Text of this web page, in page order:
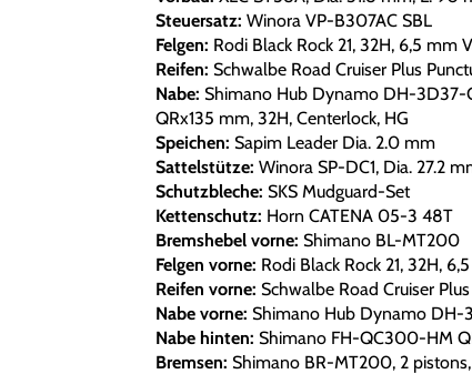
Steuersatz: Winora VP-B307AC SBL
Felgen: Rodi Black Rock 21, 32H, 6,5 mm
Reifen: Schwalbe Road Cruiser Plus
Nabe: Shimano Hub Dynamo DH-
QRx135 mm, 32H, Centerlock, HG
Speichen: Sapim Leader Dia. 2.0 mm
Sattelstütze: Winora SP-DC1, Dia. 27.2
Schutzbleche: SKS Mudguard-Set
Kettenschutz: Horn CATENA 05-3 48T
Bremshebel vorne: Shimano BL-MT200
Felgen vorne: Rodi Black Rock 21, 32H,
Reifen vorne: Schwalbe Road Cruiser
Nabe vorne: Shimano Hub Dynamo DH-
Nabe hinten: Shimano FH-QC300-HM
Bremsen: Shimano BR-MT200, 2